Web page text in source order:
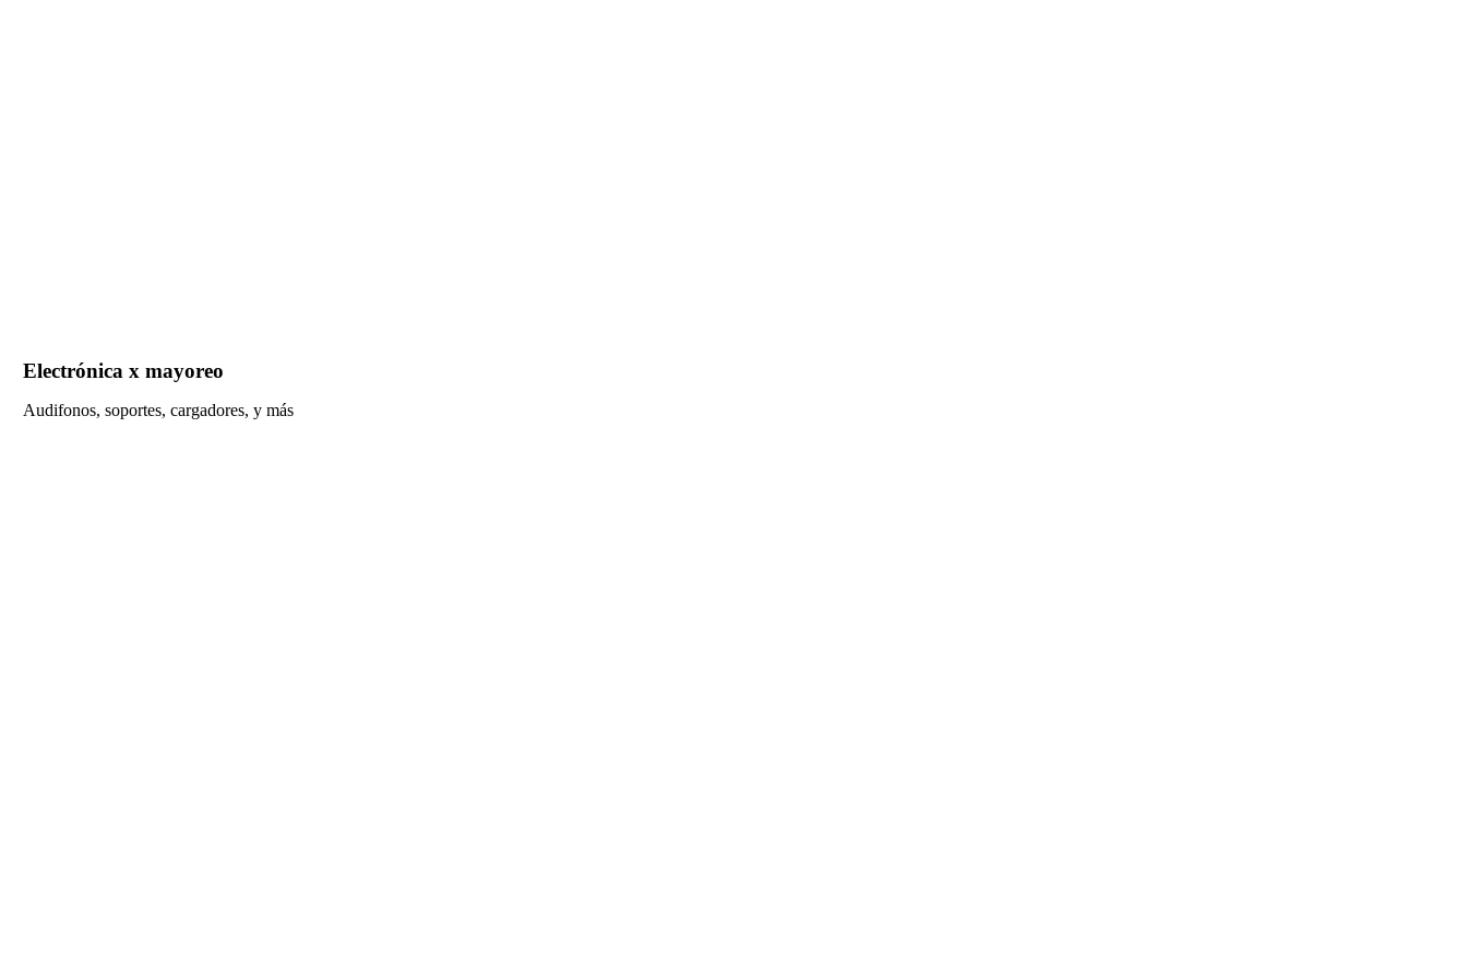
Electrónica x mayoreo
Audifonos, soportes, cargadores, y más